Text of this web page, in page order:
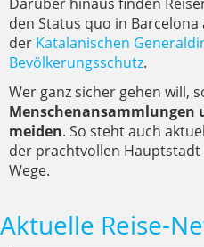
den Status quo in
der Katalanischen
Bevölkerungsschutz.
Wer ganz sicher gehen will,
Menschenansammlungen
meiden. So steht auch
der prachtvollen
Wege.
Aktuelle Reise-